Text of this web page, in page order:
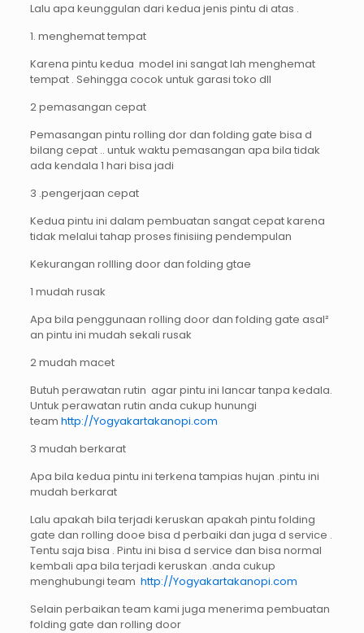
Lalu apa keunggulan dari kedua jenis pintu di atas .
1. menghemat tempat
Karena pintu kedua model ini sangat lah menghemat
tempat . Sehingga cocok untuk garasi toko dll
2 pemasangan cepat
Pemasangan pintu rolling dor dan folding gate bisa d
bilang cepat .. untuk waktu pemasangan apa bila tidak
ada kendala 1 hari bisa jadi
3 .pengerjaan cepat
Kedua pintu ini dalam pembuatan sangat cepat karena
tidak melalui tahap proses finisiing pendempulan
Kekurangan rollling door dan folding gtae
1 mudah rusak
Apa bila penggunaan rolling door dan folding gate asal²
an pintu ini mudah sekali rusak
2 mudah macet
Butuh perawatan rutin agar pintu ini lancar tanpa kedala.
Untuk perawatan rutin anda cukup hunungi
team http://Yogyakartakanopi.com
3 mudah berkarat
Apa bila kedua pintu ini terkena tampias hujan .pintu ini
mudah berkarat
Lalu apakah bila terjadi keruskan apakah pintu folding
gate dan rolling dooe bisa d perbaiki dan juga d service .
Tentu saja bisa . Pintu ini bisa d service dan bisa normal
kembali apa bila terjadi keruskan .anda cukup
menghubungi team http://Yogyakartakanopi.com
Selain perbaikan team kami juga menerima pembuatan
folding gate dan rolling door